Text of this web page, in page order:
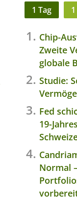
1 Tag
Chip-
Zweite
globale
Studie:
Fed
19-
Normal